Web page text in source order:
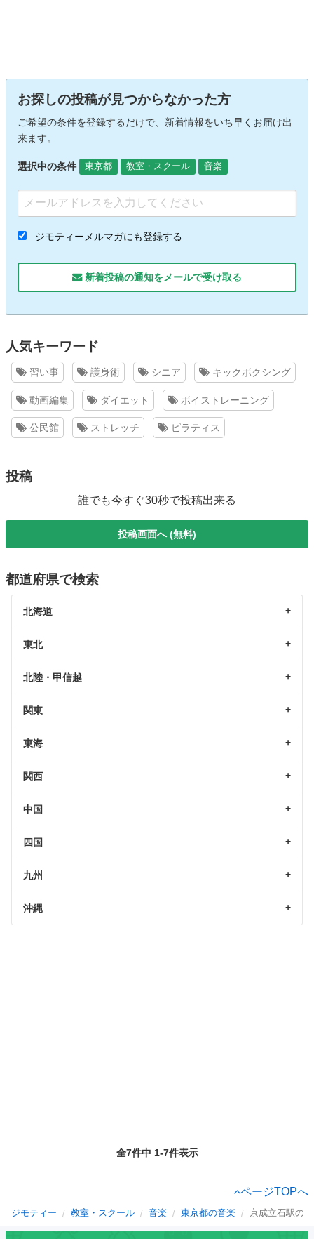
お探しの投稿が見つからなかった方
ご希望の条件を登録するだけで、新着情報をいち早くお届け出
来ます。
選択中の条件 東京都 教室・スクール 音楽
ジモティーメルマガにも登録する
新着投稿の通知をメールで受け取る
人気キーワード
習い事 護身術 シニア キックボクシング
動画編集 ダイエット ボイストレーニング
公民館 ストレッチ ピラティス
投稿
誰でも今すぐ30秒で投稿出来る
投稿画面へ (無料)
都道府県で検索
北海道
東北
北陸・甲信越
関東
東海
関西
中国
四国
九州
沖縄
全7件中 1-7件表示
ページTOPへ
ジモティー 教室・スクール 音楽 東京都の音楽 京成立石駅の